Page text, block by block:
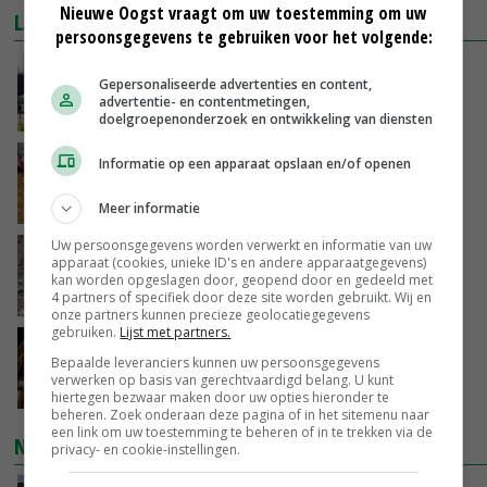
LAATSTE NIEUWS
juni
GISTEREN, 17:04
Frans onderzoekcentrum bestrijkt hele
GISTEREN, 15:29
Emmeloord noteert eerste zaaiuien op
maximaal 20 euro
GISTEREN, 14:59
Spontane boerenacties in Twente en
Apeldoorn zetten de trend
GISTEREN, 14:48
NIEUWSTE VIDEO'S
Nieuwe Oogst vraagt om uw toestemming om uw
persoonsgegevens te gebruiken voor het volgende:
Gepersonaliseerde advertenties en content,
advertentie- en contentmetingen,
doelgroepenonderzoek en ontwikkeling van diensten
Informatie op een apparaat opslaan en/of openen
Meer informatie
Uw persoonsgegevens worden verwerkt en informatie van uw
apparaat (cookies, unieke ID's en andere apparaatgegevens)
kan worden opgeslagen door, geopend door en gedeeld met
4 partners of specifiek door deze site worden gebruikt. Wij en
onze partners kunnen precieze geolocatiegegevens
gebruiken. Lijst met partners.
Bepaalde leveranciers kunnen uw persoonsgegevens
verwerken op basis van gerechtvaardigd belang. U kunt
hiertegen bezwaar maken door uw opties hieronder te
beheren. Zoek onderaan deze pagina of in het sitemenu naar
een link om uw toestemming te beheren of in te trekken via de
privacy- en cookie-instellingen.